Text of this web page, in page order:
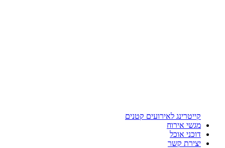
קייטרינג לאירועים קטנים
מגשי אירוח
דוכני אוכל
יצירת קשר